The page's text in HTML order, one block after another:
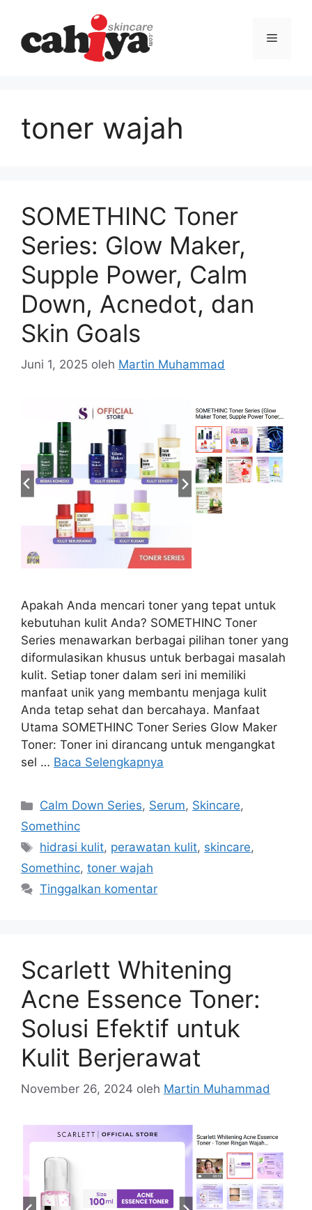
Menu
toner wajah
SOMETHINC Toner
Series: Glow Maker,
Supple Power, Calm
Down, Acnedot, dan
Skin Goals
Juni 1, 2025 oleh Martin Muhammad
Apakah Anda mencari toner yang tepat untuk
kebutuhan kulit Anda? SOMETHINC Toner
Series menawarkan berbagai pilihan toner yang
diformulasikan khusus untuk berbagai masalah
kulit. Setiap toner dalam seri ini memiliki
manfaat unik yang membantu menjaga kulit
Anda tetap sehat dan bercahaya. Manfaat
Utama SOMETHINC Toner Series Glow Maker
Toner: Toner ini dirancang untuk mengangkat
sel … Baca Selengkapnya
Kategori
Calm Down Series, Serum, Skincare,
Somethinc
Tag
hidrasi kulit, perawatan kulit, skincare,
Somethinc, toner wajah
Tinggalkan komentar
Scarlett Whitening
Acne Essence Toner:
Solusi Efektif untuk
Kulit Berjerawat
November 26, 2024 oleh Martin Muhammad